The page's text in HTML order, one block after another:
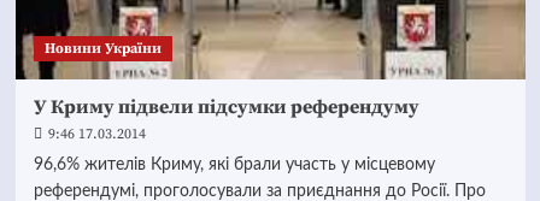
Новини України
У Криму підвели підсумки референдуму
9:46 17.03.2014
96,6% жителів Криму, які брали участь у місцевому
референдумі, проголосували за приєднання до Росії. Про